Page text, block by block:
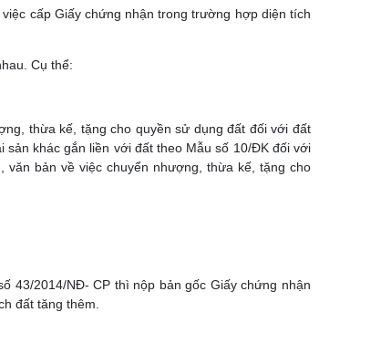
cấp Giấy chứng nhận trong trường hợp diện tích
Cụ thể:
thừa kế, tặng cho quyền sử dụng đất đối với đất
khác gắn liền với đất theo Mẫu số 10/ĐK đối với
bản về việc chuyển nhượng, thừa kế, tặng cho
43/2014/NĐ- CP thì nộp bản gốc Giấy chứng nhận
đất tăng thêm.